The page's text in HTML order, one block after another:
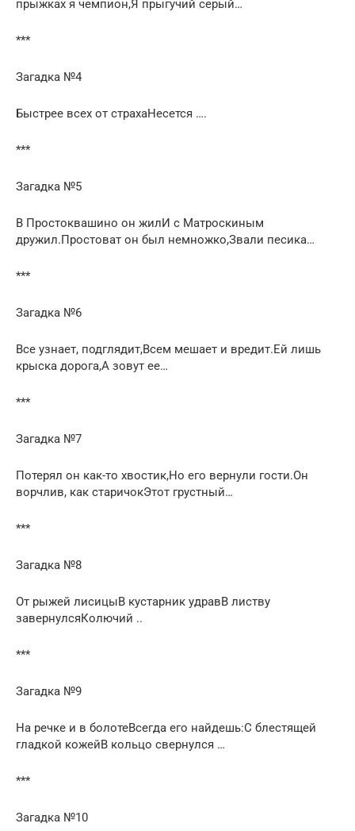
прыжках я чемпион,Я прыгучий серый…
***
Загадка №4
Быстрее всех от страхаНесется ….
***
Загадка №5
В Простоквашино он жилИ с Матроскиным
дружил.Простоват он был немножко,Звали песика…
***
Загадка №6
Все узнает, подглядит,Всем мешает и вредит.Ей лишь
крыска дорога,А зовут ее…
***
Загадка №7
Потерял он как-то хвостик,Но его вернули гости.Он
ворчлив, как старичокЭтот грустный…
***
Загадка №8
От рыжей лисицыВ кустарник удравВ листву
завернулсяКолючий ..
***
Загадка №9
На речке и в болотеВсегда его найдешь:С блестящей
гладкой кожейВ кольцо свернулся …
***
Загадка №10